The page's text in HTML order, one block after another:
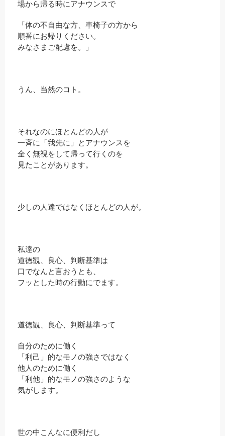
場から帰る時にアナウンスで
「体の不自由な方、車椅子の方から
順番にお帰りください。
みなさまご配慮を。」
うん、当然のコト。
それなのにほとんどの人が
一斉に「我先に」とアナウンスを
全く無視をして帰って行くのを
見たことがあります。
少しの人達ではなくほとんどの人が。
私達の
道徳観、良心、判断基準は
口でなんと言おうとも、
フッとした時の行動にでます。
道徳観、良心、判断基準って
自分のために働く
「利己」的なモノの強さではなく
他人のために働く
「利他」的なモノの強さのような
気がします。
世の中こんなに便利だし